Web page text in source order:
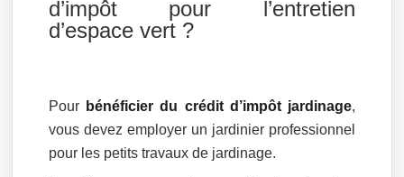
d’impôt pour l’entretien
d’espace vert ?
Pour bénéficier du crédit d’impôt jardinage,
vous devez employer un jardinier professionnel
pour les petits travaux de jardinage.